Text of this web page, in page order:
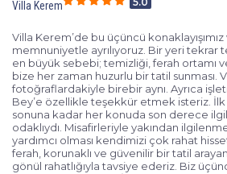
Villa Kerem
Villa Kerem’de bu üçüncü
memnuniyetle ayrılıyoruz. Bir yeri
en büyük sebebi; temizliği, ferah ortamı
bize her zaman huzurlu bir tatil sunması.
fotoğraflardakiyle birebir aynı. Ayrıca
Bey’e özellikle teşekkür etmek isteriz.
sonuna kadar her konuda son derece
odaklıydı. Misafirleriyle yakından
yardımcı olması kendimizi çok rahat
ferah, korunaklı ve güvenilir bir tatil
gönül rahatlığıyla tavsiye ederiz. Biz